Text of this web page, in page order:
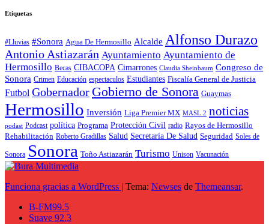
Etiquetas
#Lluvias #Sonora Agua De Hermosillo Alcalde Alfonso Durazo
Antonio Astiazarán Ayuntamiento Ayuntamiento de
Hermosillo Becas CIBACOPA Cimarrones Claudia Sheinbaum Congreso de
Sonora Crimen Educación espectaculos Estudiantes Fiscalía General de Justicia
Futbol Gobernador Gobierno de Sonora Guaymas
Hermosillo Inversión Liga Premier MX MASL 2 noticias
podast Podcast política Programa Protección Civil radio Rayos de Hermosillo
Rehabilitación Roberto Gradillas Salud Secretaría De Salud Seguridad Soles de
Sonora Sonora Toño Astiazarán Turismo Unison Vacunación
Funciona gracias a WordPress | Tema: Newses de Themeansar.
B-FM99.5
Suave 92.3